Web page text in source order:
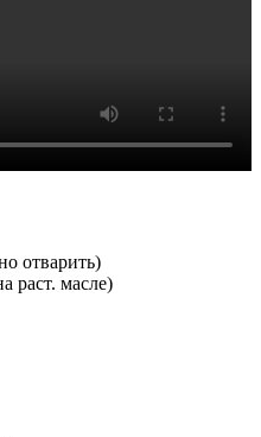
отварить)
раст. масле)